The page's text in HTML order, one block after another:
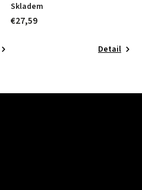
Skladem
€27,59
Detail